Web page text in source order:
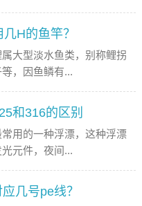
H的鱼竿？
大型淡水鱼类，别称鲤拐
，因鱼鳞有...
和316的区别
用的一种浮漂，这种浮漂
元件，夜间...
几号pe线？